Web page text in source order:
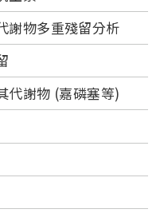
謝物多重殘留分析
代謝物 (嘉磷塞等)